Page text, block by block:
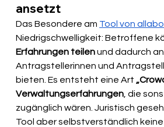
ansetzt
Das Besondere am Tool von
Niedrigschwelligkeit: Betroffene
Erfahrungen teilen und dadurch
Antragstellerinnen und
bieten. Es entsteht eine Art
Verwaltungserfahrungen , die
zugänglich wären. Juristisch
Tool aber selbstverständlich